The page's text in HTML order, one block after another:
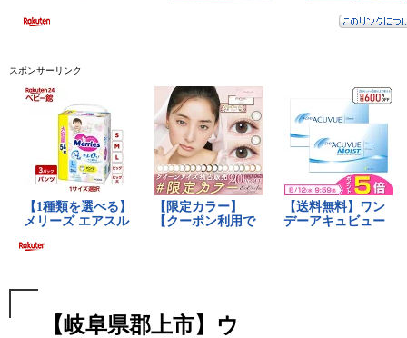
スポンサーリンク
【岐阜県郡上市】ウ